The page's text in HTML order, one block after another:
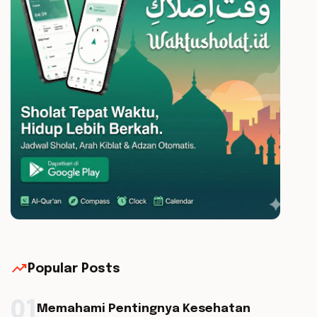
trending_up Popular Posts
Memahami Pentingnya Kesehatan